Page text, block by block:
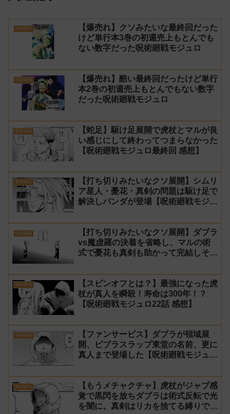
呪術廻戦
【爆売れ】クソみたいな最終回だった
けど単行本3巻の初週売上もとんでも
ない数字だった呪術廻戦モジュロ
呪術廻戦
【爆売れ】酷い最終回だったけど単行
本2巻の初週売上もとんでもない数字
だった呪術廻戦モジュロ
呪術廻戦
【蛇足】駆け足展開で虎杖とマルが良
い感じにして終わってつまらなかった
【呪術廻戦モジュロ最終回 感想】
呪術廻戦
【打ち切りみたいなクソ展開】シムリ
ア星人・憂花・真剣の問題は駆け足で
解決しパンダが登場【呪術廻戦モジュ
呪術廻戦
【打ち切りみたいなクソ展開】ダブラ
vs魔虚羅の決着を省略し、マルの術
式で憂花も真剣も助かって完結しそう
呪術廻戦
【スピンオフとは？】最強になった虎
杖が真人を瞬殺！寿命は300年！？
【呪術廻戦モジュロ22話 感想】
呪術廻戦
【ファンサービス】ダブラが領域展
開、ビブラスラップ東堂の名前、更に
真人まで登場した【呪術廻戦モジュロ
呪術廻戦
【もうメチャクチャ】虎杖がジャブ感
覚で黒閃を放ちダブラは術式反転で光
を闇に。真剣はリカを捨てる縛りでマ